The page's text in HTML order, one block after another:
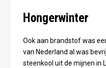
Hongerwinter
Ook aan brandstof was
van Nederland al was
steenkool uit de mijnen in